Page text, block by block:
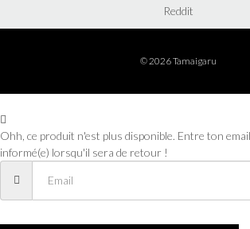
Reddit
© 2026 Tamaigaru
Ohh, ce produit n'est plus disponible. Entre ton
informé(e) lorsqu'il sera de retour !